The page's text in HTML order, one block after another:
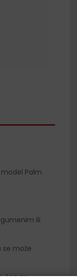
Palm
ili
se može
čep za